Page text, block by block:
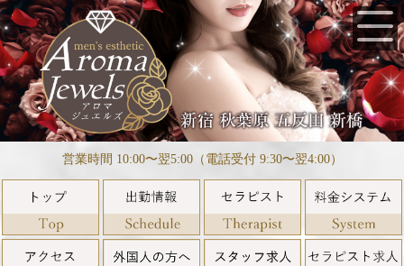
営業時間 10:00〜翌5:00（電話受付 9:30〜翌4:00）